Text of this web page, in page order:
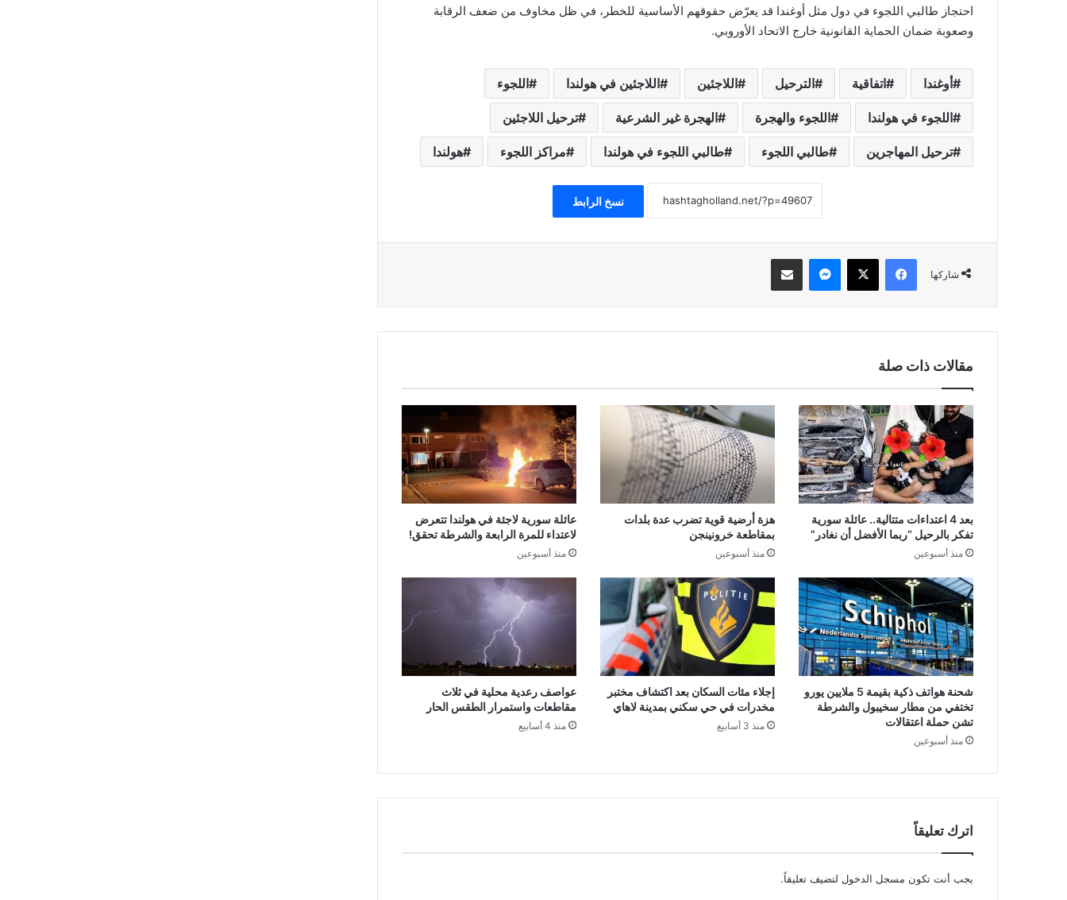
احتجاز طالبي اللجوء في دول مثل أوغندا قد يعرّض حقوقهم الأساسية للخطر، في ظل مخاوف من ضعف الرقابة
وصعوبة ضمان الحماية القانونية خارج الاتحاد الأوروبي.
أوغندا اتفاقية الترحيل اللاجئين اللاجئين في هولندا اللجوء
اللجوء في هولندا اللجوء والهجرة الهجرة غير الشرعية ترحيل اللاجئين
ترحيل المهاجرين طالبي اللجوء طالبي اللجوء في هولندا مراكز اللجوء هولندا
نسخ الرابط
شاركها
فيسبوك ‫X ماسنجر مشاركة عبر البريد
مقالات ذات صلة
بعد 4 اعتداءات متتالية.. عائلة سورية
تفكر بالرحيل “ربما الأفضل أن نغادر”
منذ أسبوعين
هزة أرضية قوية تضرب عدة بلدات
بمقاطعة خرونينجن
منذ أسبوعين
عائلة سورية لاجئة في هولندا تتعرض
لاعتداء للمرة الرابعة والشرطة تحقق!
منذ أسبوعين
شحنة هواتف ذكية بقيمة 5 ملايين يورو
تختفي من مطار سخيبول والشرطة
تشن حملة اعتقالات
منذ أسبوعين
إجلاء مئات السكان بعد اكتشاف مختبر
مخدرات في حي سكني بمدينة لاهاي
منذ 3 أسابيع
عواصف رعدية محلية في ثلاث
مقاطعات واستمرار الطقس الحار
منذ 4 أسابيع
اترك تعليقاً
يجب أنت تكون مسجل الدخول لتضيف تعليقاً.